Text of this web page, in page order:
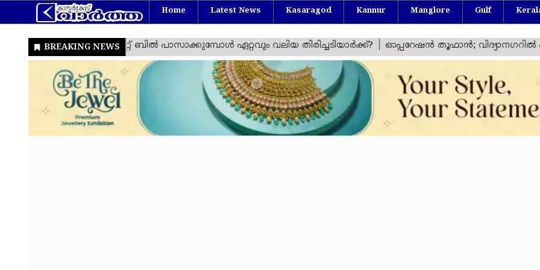
Home Latest News Kasaragod Kannur Manglore Gulf